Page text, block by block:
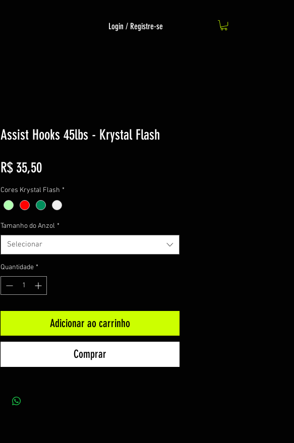
Login / Registre-se
Assist Hooks 45lbs - Krystal Flash
R$ 35,50Preço
Cores Krystal Flash *
Tamanho do Anzol *
Selecionar
Quantidade *
Adicionar ao carrinho
Comprar